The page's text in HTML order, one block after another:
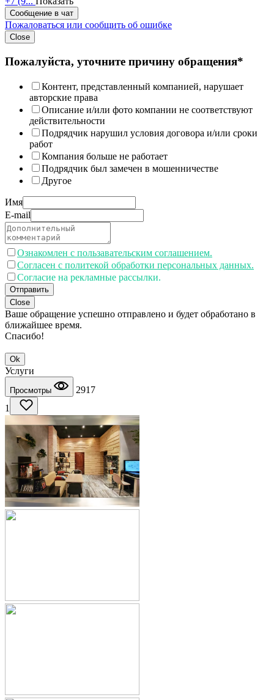
Сообщение в чат
Пожаловаться или сообщить об ошибке
Close
Пожалуйста, уточните причину обращения*
Контент, представленный компанией, нарушает
авторские права
Описание и/или фото компании не соответствуют
действительности
Подрядчик нарушил условия договора и/или сроки
работ
Компания больше не работает
Подрядчик был замечен в мошенничестве
Другое
Имя
E-mail
Ознакомлен с пользавательским соглашением.
Согласен с политекой обработки персональных данных.
Согласие на рекламные рассылки.
Отправить
Close
Ваше обращение успешно отправлено и будет обработано в
ближайшее время.
Спасибо!
Ok
Услуги
Просмотры
2917
1